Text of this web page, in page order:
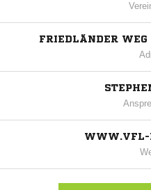
FRIEDLÄNDER
WWW.VFL-